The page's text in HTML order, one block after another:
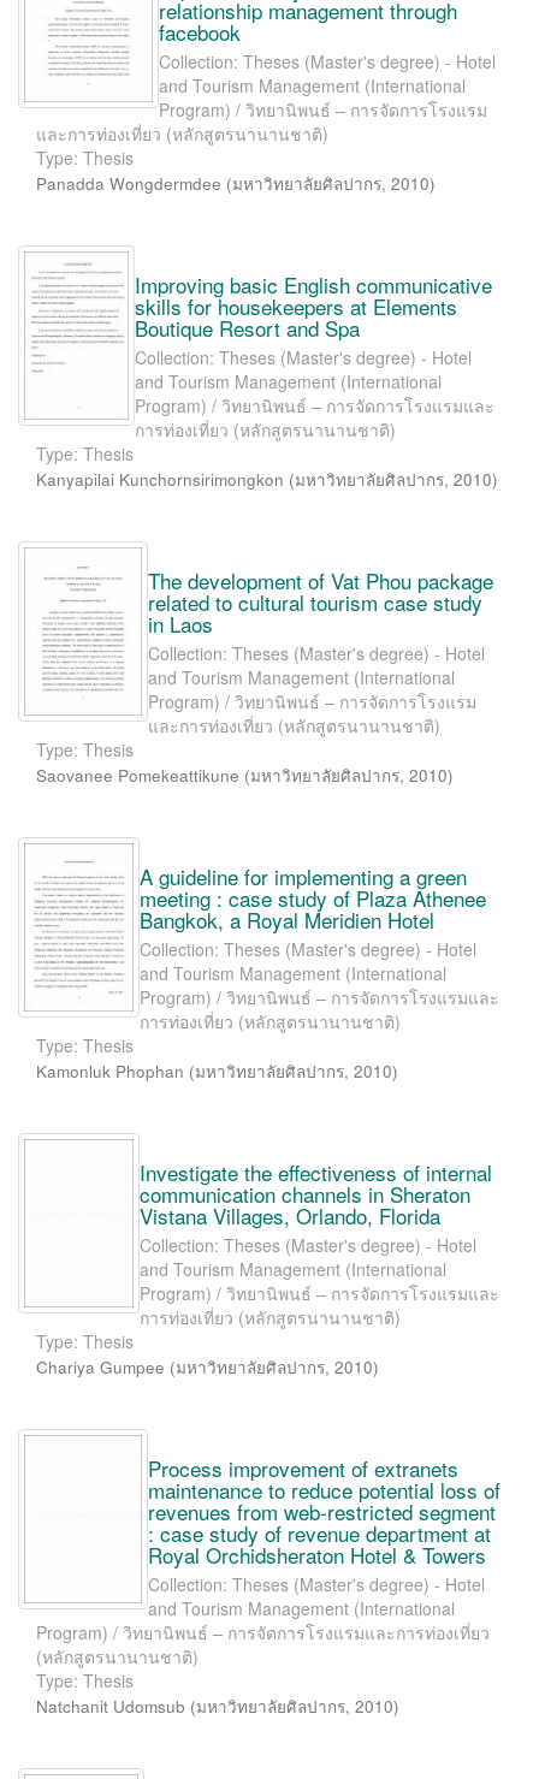
relationship management through
facebook
Collection: Theses (Master's degree) - Hotel
and Tourism Management (International
Program) / วิทยานิพนธ์ – การจัดการโรงแรม
และการท่องเที่ยว (หลักสูตรนานานชาติ)
Type: Thesis
Panadda Wongdermdee (มหาวิทยาลัยศิลปากร, 2010)
Improving basic English communicative
skills for housekeepers at Elements
Boutique Resort and Spa
Collection: Theses (Master's degree) - Hotel
and Tourism Management (International
Program) / วิทยานิพนธ์ – การจัดการโรงแรมและ
การท่องเที่ยว (หลักสูตรนานานชาติ)
Type: Thesis
Kanyapilai Kunchornsirimongkon (มหาวิทยาลัยศิลปากร, 2010)
The development of Vat Phou package
related to cultural tourism case study
in Laos
Collection: Theses (Master's degree) - Hotel
and Tourism Management (International
Program) / วิทยานิพนธ์ – การจัดการโรงแรม
และการท่องเที่ยว (หลักสูตรนานานชาติ)
Type: Thesis
Saovanee Pomekeattikune (มหาวิทยาลัยศิลปากร, 2010)
A guideline for implementing a green
meeting : case study of Plaza Athenee
Bangkok, a Royal Meridien Hotel
Collection: Theses (Master's degree) - Hotel
and Tourism Management (International
Program) / วิทยานิพนธ์ – การจัดการโรงแรมและ
การท่องเที่ยว (หลักสูตรนานานชาติ)
Type: Thesis
Kamonluk Phophan (มหาวิทยาลัยศิลปากร, 2010)
Investigate the effectiveness of internal
communication channels in Sheraton
Vistana Villages, Orlando, Florida
Collection: Theses (Master's degree) - Hotel
and Tourism Management (International
Program) / วิทยานิพนธ์ – การจัดการโรงแรมและ
การท่องเที่ยว (หลักสูตรนานานชาติ)
Type: Thesis
Chariya Gumpee (มหาวิทยาลัยศิลปากร, 2010)
Process improvement of extranets
maintenance to reduce potential loss of
revenues from web-restricted segment
: case study of revenue department at
Royal Orchidsheraton Hotel & Towers
Collection: Theses (Master's degree) - Hotel
and Tourism Management (International
Program) / วิทยานิพนธ์ – การจัดการโรงแรมและการท่องเที่ยว
(หลักสูตรนานานชาติ)
Type: Thesis
Natchanit Udomsub (มหาวิทยาลัยศิลปากร, 2010)